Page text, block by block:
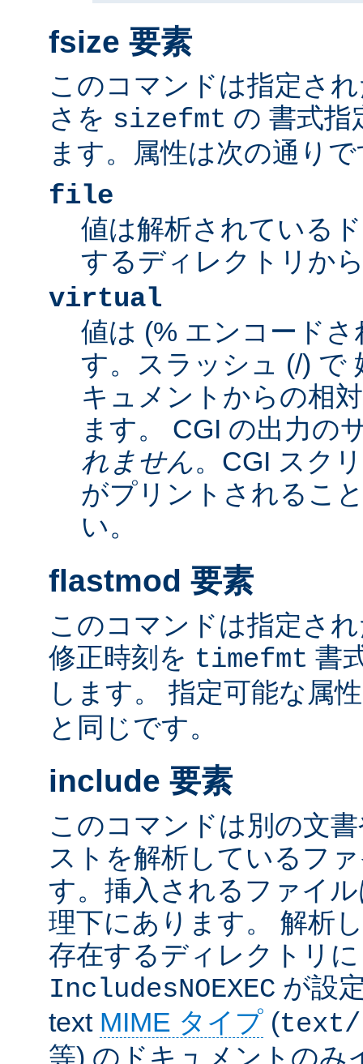
fsize 要素
このコマンドは指定さ
さを sizefmt の 書式指
ます。属性は次の通り
file
値は解析されている
するディレクトリか
virtual
値は (% エンコード
す。スラッシュ (/) で
キュメントからの相
ます。 CGI の出力の
れません。CGI スク
がプリントされるこ
い。
flastmod 要素
このコマンドは指定さ
修正時刻を timefmt 書
します。 指定可能な属
と同じです。
include 要素
このコマンドは別の文
ストを解析しているフ
す。挿入されるファイ
理下にあります。 解析
存在するディレクトリ
IncludesNOEXEC が設
text MIME タイプ (
等) のドキュメントのみ